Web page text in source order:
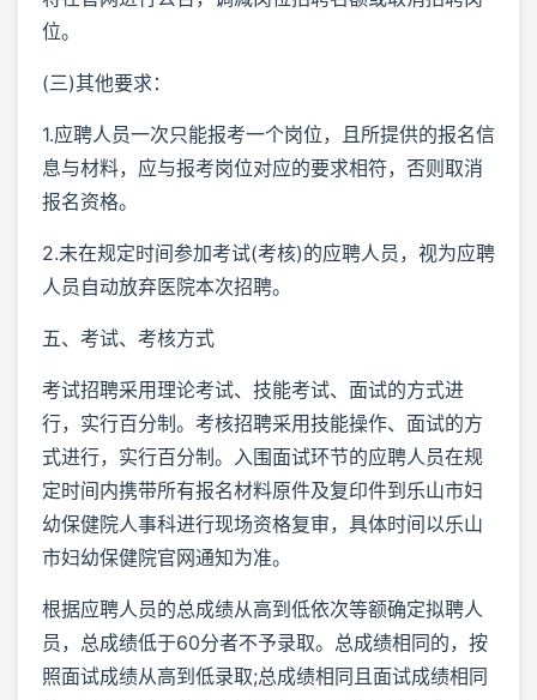
位。
(三)其他要求：
1.应聘人员一次只能报考一个岗位，且所提供的报名信
息与材料，应与报考岗位对应的要求相符，否则取消
报名资格。
2.未在规定时间参加考试(考核)的应聘人员，视为应聘
人员自动放弃医院本次招聘。
五、考试、考核方式
考试招聘采用理论考试、技能考试、面试的方式进
行，实行百分制。考核招聘采用技能操作、面试的方
式进行，实行百分制。入围面试环节的应聘人员在规
定时间内携带所有报名材料原件及复印件到乐山市妇
幼保健院人事科进行现场资格复审，具体时间以乐山
市妇幼保健院官网通知为准。
根据应聘人员的总成绩从高到低依次等额确定拟聘人
员，总成绩低于60分者不予录取。总成绩相同的，按
照面试成绩从高到低录取;总成绩相同且面试成绩相同